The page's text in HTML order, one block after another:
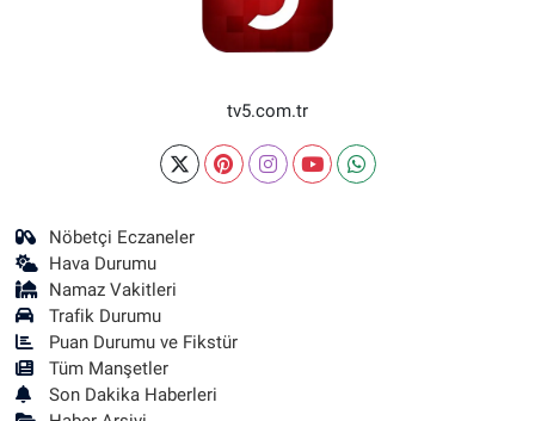
tv5.com.tr
Nöbetçi Eczaneler
Hava Durumu
Namaz Vakitleri
Trafik Durumu
Puan Durumu ve Fikstür
Tüm Manşetler
Son Dakika Haberleri